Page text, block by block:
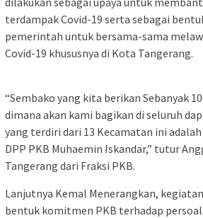
terdampak Covid-19 serta sebagai
pemerintah untuk bersama-sama
Covid-19 khususnya di Kota Tangerang.
“Sembako yang kita berikan Sebanyak
dimana akan kami bagikan di seluruh
yang terdiri dari 13 Kecamatan ini
DPP PKB Muhaemin Iskandar,” tutur
Tangerang dari Fraksi PKB.
Lanjutnya Kemal Menerangkan,
bentuk komitmen PKB terhadap